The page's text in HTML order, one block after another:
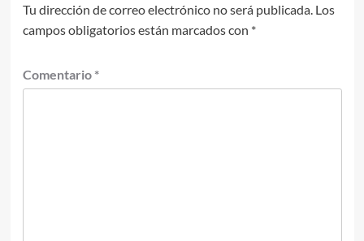
Tu dirección de correo electrónico no será publicada. Los
campos obligatorios están marcados con *
Comentario *